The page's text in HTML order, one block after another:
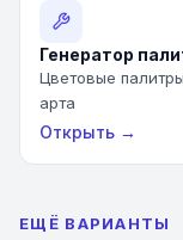
Генератор
Цветовые
арта
Открыть →
ЕЩЁ ВАРИАНТЫ